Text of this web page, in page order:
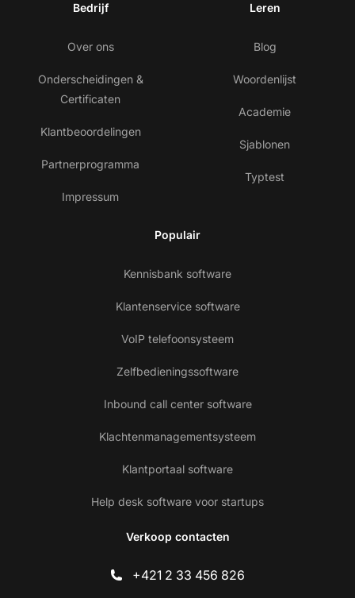
Bedrijf
Over ons
Onderscheidingen &
Certificaten
Klantbeoordelingen
Partnerprogramma
Impressum
Leren
Blog
Woordenlijst
Academie
Sjablonen
Typtest
Populair
Kennisbank software
Klantenservice software
VoIP telefoonsysteem
Zelfbedieningssoftware
Inbound call center software
Klachtenmanagementsysteem
Klantportaal software
Help desk software voor startups
Verkoop contacten
+421 2 33 456 826